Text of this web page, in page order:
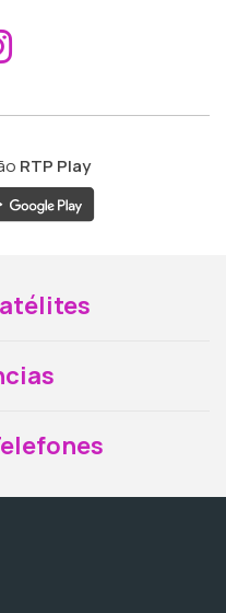
ao
RTP Play